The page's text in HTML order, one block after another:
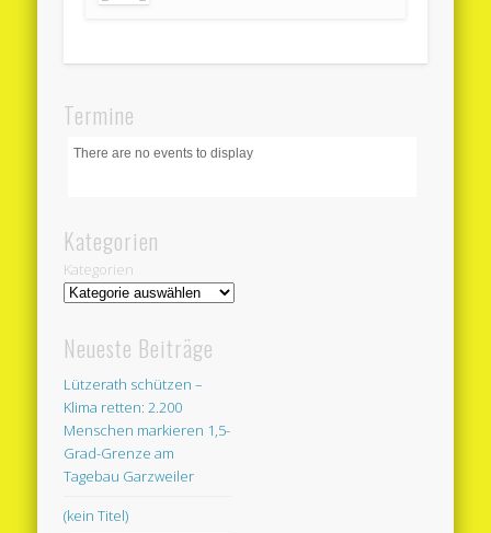
Termine
There are no events to display
Kategorien
Kategorien
Neueste Beiträge
Lützerath schützen –
Klima retten: 2.200
Menschen markieren 1,5-
Grad-Grenze am
Tagebau Garzweiler
(kein Titel)